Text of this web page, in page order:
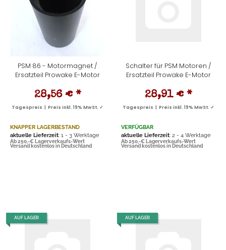
PSM 86 - Motormagnet /
Ersatzteil Prowake E-Motor
28,56 € *
Tagespreis | Preis inkl. 19% MwSt. ✓
KNAPPER LAGERBESTAND
aktuelle Lieferzeit: 1 - 3 Werktage
Ab 250,-€ Lagerverkaufs-Wert
Versand kostenlos in Deutschland
Schalter für PSM Motoren /
Ersatzteil Prowake E-Motor
28,91 € *
Tagespreis | Preis inkl. 19% MwSt. ✓
VERFÜGBAR
aktuelle Lieferzeit: 2 - 4 Werktage
Ab 250,-€ Lagerverkaufs-Wert
Versand kostenlos in Deutschland
AUF LAGER AUF LAGER